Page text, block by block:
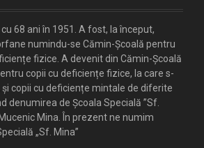
68 ani în 1951. A fost, la început,
numindu-se Cămin-Școală pentru
fizice. A devenit din Cămin-Școală
copii cu deficiențe fizice, la care s-
copii cu deficiențe mintale de diferite
denumirea de Școala Specială ”Sf.
Mina. În prezent ne numim
„Sf. Mina”